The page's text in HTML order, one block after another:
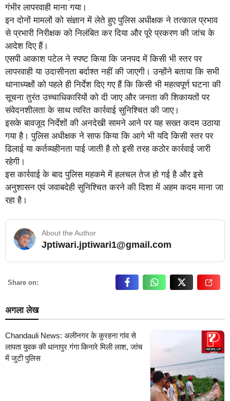
गंभीर लापरवाही माना गया।
इन दोनों मामलों को संज्ञान में लेते हुए पुलिस अधीक्षक ने तत्काल प्रभाव
से प्रभारी निरीक्षक को निलंबित कर दिया और पूरे प्रकरण की जांच के
आदेश दिए हैं।
एसपी आकाश पटेल ने स्पष्ट किया कि जनपद में किसी भी स्तर पर
लापरवाही या उदासीनता बर्दाश्त नहीं की जाएगी। उन्होंने बताया कि सभी
थानाध्यक्षों को पहले ही निर्देश दिए गए हैं कि किसी भी महत्वपूर्ण घटना की
सूचना तुरंत उच्चाधिकारियों को दी जाए और जनता की शिकायतों पर
संवेदनशीलता के साथ त्वरित कार्रवाई सुनिश्चित की जाए।
इसके बावजूद निर्देशों की अनदेखी सामने आने पर यह सख्त कदम उठाया
गया है। पुलिस अधीक्षक ने साफ किया कि आगे भी यदि किसी स्तर पर
ढिलाई या कर्तव्यहीनता पाई जाती है तो इसी तरह कठोर कार्रवाई जारी
रहेगी।
इस कार्रवाई के बाद पुलिस महकमे में हलचल तेज हो गई है और इसे
अनुशासन एवं जवाबदेही सुनिश्चित करने की दिशा में अहम कदम माना जा
रहा है।
About the Author
Jptiwari.jptiwari1@gmail.com… Read More
Share on:
अगला लेख
Chandauli News: अलीनगर के कुरहना गांव से
लापता युवक की धानापुर गंगा किनारे मिली लाश, जांच
में जुटी पुलिस